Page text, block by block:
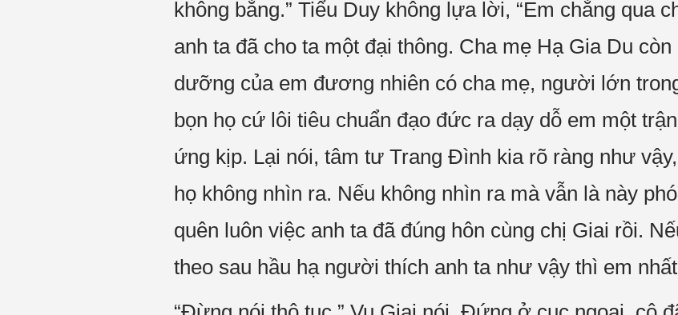
không bằng.” Tiểu Duy không lựa lời, “Em chẳng qua
anh ta đã cho ta một đại thông. Cha mẹ Hạ Gia Du
dưỡng của em đương nhiên có cha mẹ, người lớn
bọn họ cứ lôi tiêu chuẩn đạo đức ra dạy dỗ em một
ứng kịp. Lại nói, tâm tư Trang Đình kia rõ ràng như
họ không nhìn ra. Nếu không nhìn ra mà vẫn là này
quên luôn việc anh ta đã đúng hôn cùng chị Giai rồi.
theo sau hầu hạ người thích anh ta như vậy thì em